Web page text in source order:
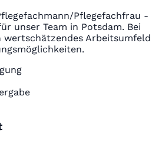
Pflegefachfrau -
unser Team in Potsdam. Bei
Arbeitsumfeld